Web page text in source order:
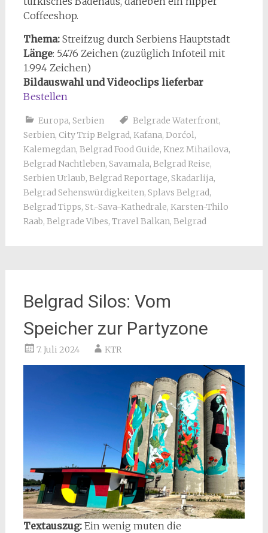
Coffeeshop.
Thema: Streifzug durch Serbiens Hauptstadt
Länge: 5.476 Zeichen (zuzüglich Infoteil mit
1.994 Zeichen)
Bildauswahl und Videoclips lieferbar
Bestellen
Europa, Serbien Belgrade Waterfront,
Serbien, City Trip Belgrad, Kafana, Dorćol,
Kalemegdan, Belgrad Food Guide, Knez Mihailova,
Belgrad Nachtleben, Savamala, Belgrad Reise,
Serbien Urlaub, Belgrad Reportage, Skadarlija,
Belgrad Sehenswürdigkeiten, Splavs Belgrad,
Belgrad Tipps, St.-Sava-Kathedrale, Karsten-Thilo
Raab, Belgrade Vibes, Travel Balkan, Belgrad
Belgrad Silos: Vom
Speicher zur Partyzone
7. Juli 2024 KTR
Textauszug: Ein wenig muten die